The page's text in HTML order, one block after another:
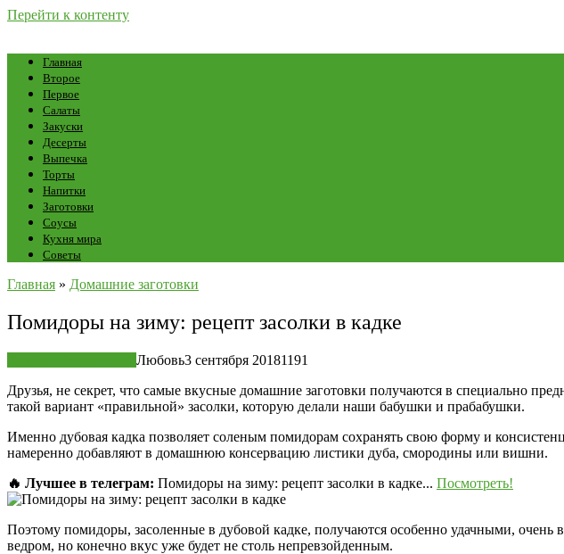
Перейти к контенту
Главная
Второе
Первое
Салаты
Закуски
Десерты
Выпечка
Торты
Напитки
Заготовки
Соусы
Кухня мира
Советы
Главная » Домашние заготовки
Помидоры на зиму: рецепт засолки в кадке
Любовь3 сентября 20181191
Друзья, не секрет, что самые вкусные домашние заготовки получаются в специально
такой вариант «правильной» засолки, которую делали наши бабушки и прабабушки.
Именно дубовая кадка позволяет соленым помидорам сохранять свою форму и
намеренно добавляют в домашнюю консервацию листики дуба, смородины или вишни.
🔥 Лучшее в телеграм: Помидоры на зиму: рецепт засолки в кадке... Посмотреть!
Поэтому помидоры, засоленные в дубовой кадке, получаются особенно удачными,
ведром, но конечно вкус уже будет не столь непревзойденным.